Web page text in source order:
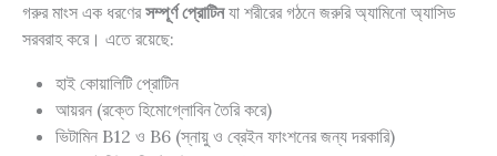
গরুর মাংস এক ধরণেরসম্পূর্ণ প্রোটিনযা শরীরের গঠনে জরুরি অ্যামিনো অ্যাসিড
সরবরাহ করে। এতে রয়েছে:
হাই কোয়ালিটি প্রোটিন
আয়রন (রক্তে হিমোগ্লোবিন তৈরি করে)
ভিটামিন B12 ও B6 (স্নায়ু ও ব্রেইন ফাংশনের জন্য দরকারি)